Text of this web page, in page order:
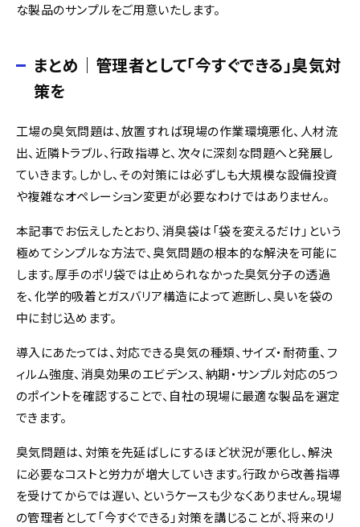
な製品のサンプルをご用意いたします。
まとめ｜管理者として「今すぐできる」臭気対
策を
工場の臭気問題は、放置すれば現場の作業環境悪化、人材流
出、近隣トラブル、行政指導と、次々に深刻な問題へと発展し
ていきます。しかし、その対策には必ずしも大規模な設備投資
や複雑なオペレーション変更が必要なわけではありません。
本記事でお伝えしたとおり、消臭袋は「袋を変えるだけ」という
極めてシンプルな方法で、臭気問題の根本的な解決を可能に
します。厚手のポリ袋では止められなかった臭気分子の透過
を、化学的吸着とガスバリア構造によって遮断し、臭いを袋の
中に封じ込めます。
導入にあたっては、対応できる臭気の種類、サイズ・耐荷重、フ
ィルム強度、消臭効果のエビデンス、納期・サンプル対応の5つ
のポイントを確認することで、自社の現場に最適な製品を選定
できます。
臭気問題は、対策を先延ばしにするほど状況が悪化し、解決
に必要なコストと労力が増大していきます。行政から改善指導
を受けてからでは遅い、というケースも少なくありません。現場
の管理者として「今すぐできる」対策を講じることが、将来のリ